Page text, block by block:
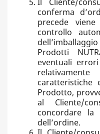
conferma
precede
controllo
Prodotti
eventuali
Prodotto,
al Cliente/
concordare la
dell’ordine.